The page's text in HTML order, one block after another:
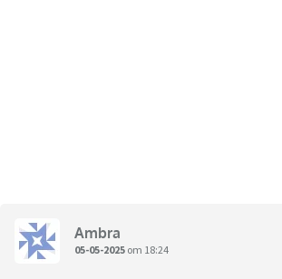
Ambra
05-05-2025 om 18:24